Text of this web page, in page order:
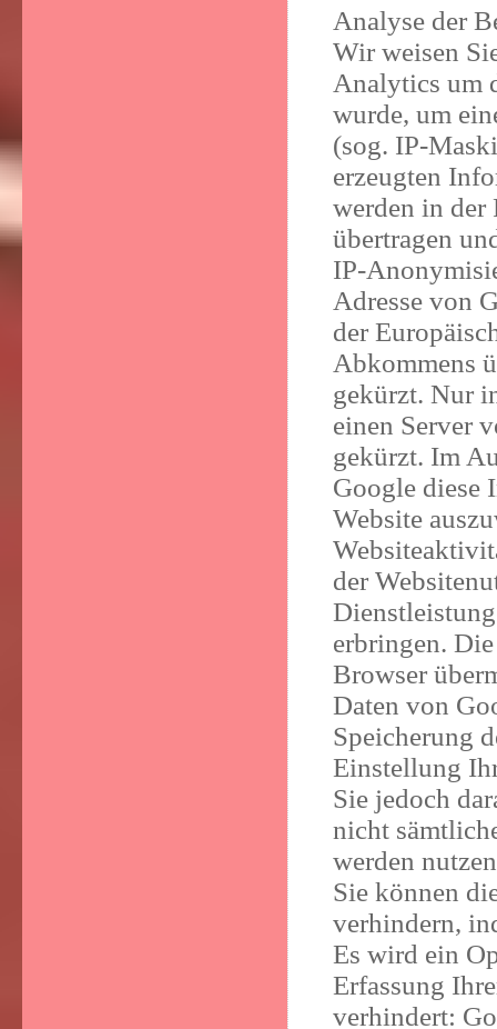
Analyse der
Wir weisen
Analytics um
wurde, um
(sog. IP-
erzeugten
werden in der
übertragen
IP-
Adresse von
der
Abkommens
gekürzt. Nur
einen Server
gekürzt. Im
Google diese
Website
der
erbringen.
Browser
Daten von
Speicherung
Einstellung
Sie jedoch
nicht
werden
Sie können
verhindern,
Es wird ein
Erfassung
verhindert: